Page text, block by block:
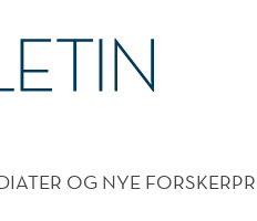
OG NYE